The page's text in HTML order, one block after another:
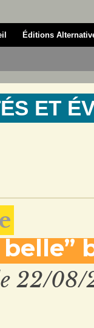
Éditions
ET
belle”
22/08/